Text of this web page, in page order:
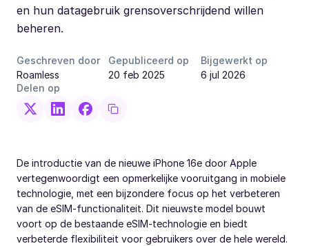
en hun datagebruik grensoverschrijdend willen
beheren.
Geschreven door
Roamless
Gepubliceerd op
20 feb 2025
Bijgewerkt op
6 jul 2026
Delen op
De introductie van de nieuwe iPhone 16e door Apple
vertegenwoordigt een opmerkelijke vooruitgang in mobiele
technologie, met een bijzondere focus op het verbeteren
van de eSIM-functionaliteit. Dit nieuwste model bouwt
voort op de bestaande eSIM-technologie en biedt
verbeterde flexibiliteit voor gebruikers over de hele wereld.